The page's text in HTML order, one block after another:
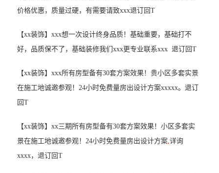
价格优惠，质量过硬，有需要请致xxx退订回T
【xx装饰】xxx想一次设计终身品质！基础重要，基础打不
好，品质保不了，基础装修我们xxx更专业联系xxx 退订回T
【xx装饰】xxx所有房型备有30套方案效果！贵小区多套实景
在施工地诚邀参观！24小时免费量房出设计方案xxxxx。退订
回T
【xx装饰】xx三期所有房型备有30套方案效果！小区多套实
景在施工地诚邀参观！24小时免费量房出设计方案,详询
xxxx，退订回T